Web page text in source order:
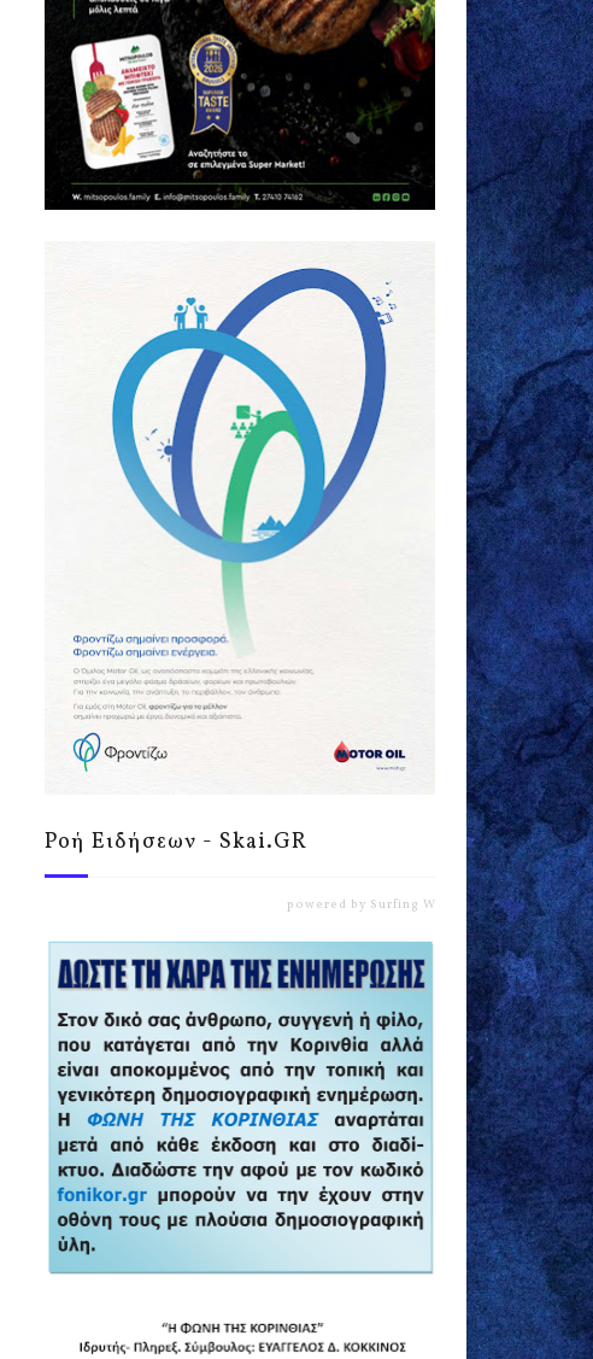
Ροή Ειδήσεων - Skai.GR
powered by Surfing Waves